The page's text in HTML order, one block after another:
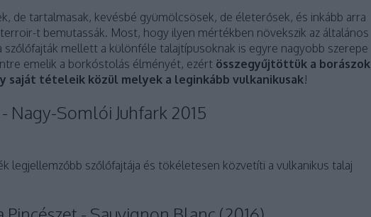
de tartalmasak, kevésbé gyümölcsösek, de életerősek, és inkább arra
t bemutassák. Most, hogy ilyen mértékben növekszik az általános
szőlőfajták mellett a különféle talajtípusoknak is egyre nagyobb szerepe
emelik a borkóstolás élményét, ezért összegyűjtöttük a borászok
saját tételeik közül melyek a leginkább vulkanikusak!
- Nagy-Somlói Juhfark 2015
legjellemzőbb szőlőfajtája és tökéletesen közvetíti a vulkanikus talaj